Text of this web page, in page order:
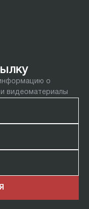
о
видеоматериалы